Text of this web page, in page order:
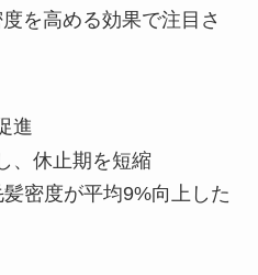
を高める効果で注目さ
進
、休止期を短縮
密度が平均9%向上した